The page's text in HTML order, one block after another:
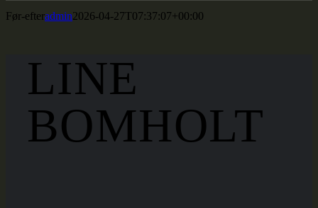
Før-efteradmin2026-04-27T07:37:07+00:00
LINE
BOMHOLT